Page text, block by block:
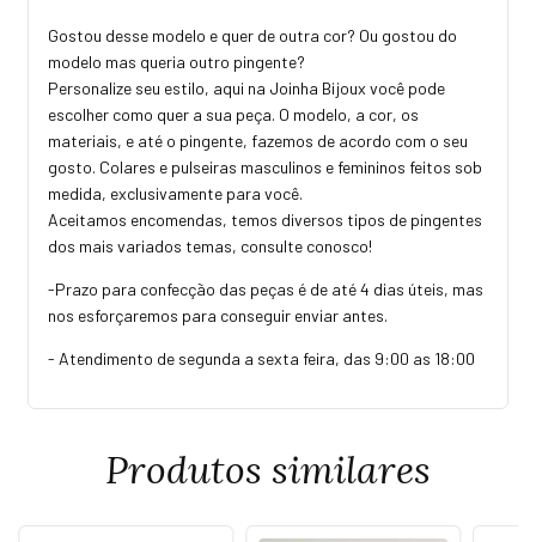
Gostou desse modelo e quer de outra cor? Ou gostou do
modelo mas queria outro pingente?
Personalize seu estilo, aqui na Joinha Bijoux você pode
escolher como quer a sua peça. O modelo, a cor, os
materiais, e até o pingente, fazemos de acordo com o seu
gosto. Colares e pulseiras masculinos e femininos feitos sob
medida, exclusivamente para você.
Aceitamos encomendas, temos diversos tipos de pingentes
dos mais variados temas, consulte conosco!
-Prazo para confecção das peças é de até 4 dias úteis, mas
nos esforçaremos para conseguir enviar antes.
- Atendimento de segunda a sexta feira, das 9:00 as 18:00
Produtos similares